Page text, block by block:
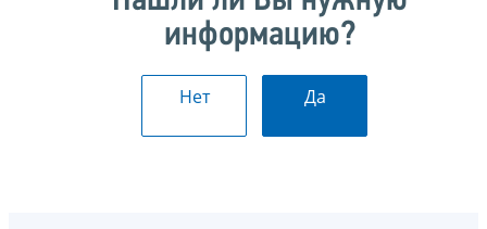
информацию?
Нет Да